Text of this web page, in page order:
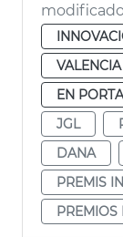
VALENCIA
EN
JGL
DANA
PREMIS
PREMIOS